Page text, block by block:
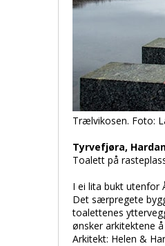
Trælvikosen. Foto:
Tyrvefjøra,
Toalett på
I ei lita bukt utenfor
Det særpregete
toalettenes
ønsker arkitektene
Arkitekt: Helen &